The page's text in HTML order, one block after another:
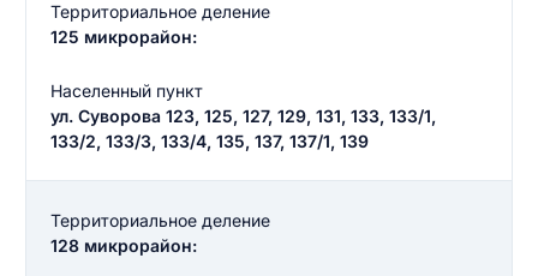
Территориальное деление
125 микрорайон:
Населенный пункт
ул. Суворова 123, 125, 127, 129, 131, 133, 133/1,
133/2, 133/3, 133/4, 135, 137, 137/1, 139
Территориальное деление
128 микрорайон: